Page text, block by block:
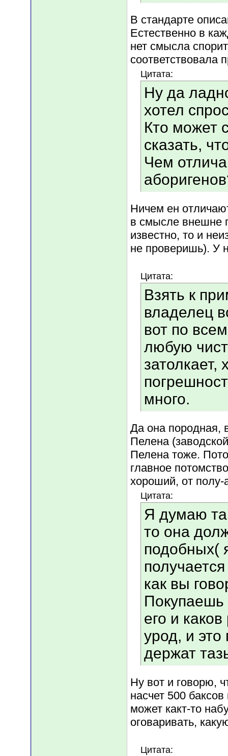
В стандарте
Естественно в
нет смысла
соответствовала
Цитата:
Ну да
хотел
Кто может
сказать,
Чем
Ничем ен
в смысле внешне
известно, то и
не проверишь). У
Цитата:
Взять к
владелец
вот по
любую
затолкает,
много.
Да она породная,
Пелена
Пелена тоже.
главное
хороший, от полу-
Цитата:
Я думаю
то она
подобных(
как вы
Покупаешь
его и
урод, и это
держат
Ну вот и говорю,
насчет 500
может какт-то
оговаривать,
Цитата: